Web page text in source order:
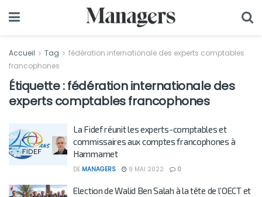
Accueil Tag
fédération internationale des experts comptables
francophones
Étiquette :fédération internationale des
experts comptables francophones
La Fidef réunit les experts-comptables et
commissaires aux comptes francophones à
Hammamet
DE MANAGERS 9 MAI 2022 0
Election de Walid Ben Salah à la tête de l’OECT et